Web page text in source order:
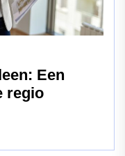
Een
regio